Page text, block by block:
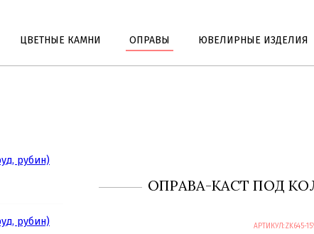
ЦВЕТНЫЕ КАМНИ ОПРАВЫ ЮВЕЛИРНЫЕ ИЗДЕЛИЯ
ОПРАВА-КАСТ ПОД
АРТИКУЛ:ZK645-